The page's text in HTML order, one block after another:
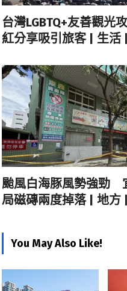
台灣LGBTQ+友善觀
紅分享吸引旅客 | 生活
颱風白海豚風勢強勁
局磁磚兩度掉落 | 地方
You May Also Like!